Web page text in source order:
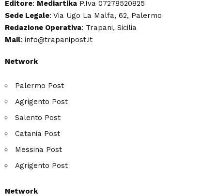
Editore: Mediartika P.Iva 07278520825
Sede Legale: Via Ugo La Malfa, 62, Palermo
Redazione Operativa: Trapani, Sicilia
Mail: info@trapanipost.it
Network
Palermo Post
Agrigento Post
Salento Post
Catania Post
Messina Post
Agrigento Post
Network